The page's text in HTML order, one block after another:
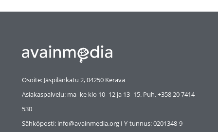
Osoite: Jäspilänkatu 2, 04250 Kerava
Asiakaspalvelu: ma–ke klo 10–12 ja 13–15. Puh. +358 20 7414
530
Sähköposti: info@avainmedia.org I Y-tunnus:0201348-9